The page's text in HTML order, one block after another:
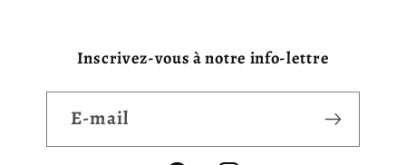
Inscrivez-vous à notre info-lettre
E-mail